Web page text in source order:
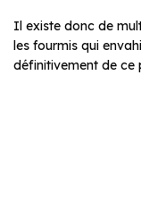
Il existe donc de
les fourmis qui
définitivement de ce